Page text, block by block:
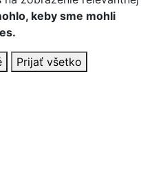
keby sme mohli
Prijať všetko